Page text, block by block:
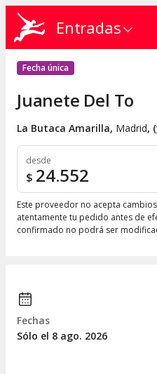
Entradas
Fecha única
Juanete Del To
La Butaca Amarilla, Madrid, (
desde
$ 24.552
Este proveedor no acepta
atentamente tu pedido antes de
confirmado no podrá ser
Fechas
Sólo el 8 ago. 2026